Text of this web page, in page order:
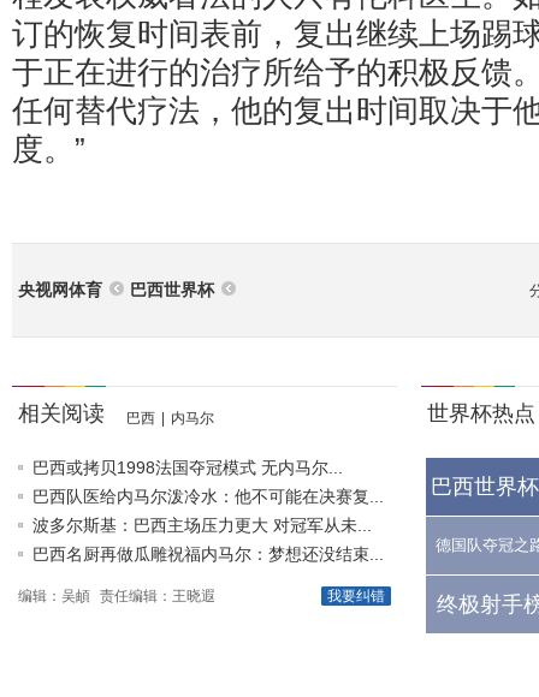
订的恢复时间表前，复出继续上场踢
于正在进行的治疗所给予的积极反馈
任何替代疗法，他的复出时间取决于
度。”
央视网体育 巴西世界杯
相关阅读 巴西 内马尔
巴西或拷贝1998法国夺冠模式 无内马尔...
巴西队医给内马尔泼冷水：他不可能在决赛复...
波多尔斯基：巴西主场压力更大 对冠军从未...
巴西名厨再做瓜雕祝福内马尔：梦想还没结束...
我要纠错
编辑：吴頔 责任编辑：王晓遐
世界杯热点
巴西世界
德国队夺冠之
终极射手